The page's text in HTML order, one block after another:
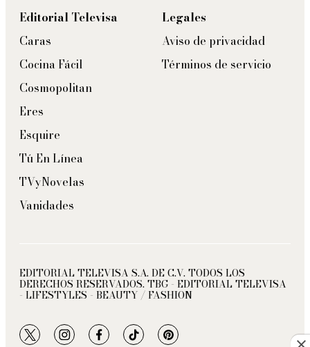
Editorial Televisa
Caras
Cocina Fácil
Cosmopolitan
Eres
Esquire
Tú En Línea
TVyNovelas
Vanidades
Legales
Aviso de privacidad
Términos de servicio
EDITORIAL TELEVISA S.A. DE C.V. TODOS LOS
DERECHOS RESERVADOS. TBG - EDITORIAL TELEVISA
- LIFESTYLES - BEAUTY / FASHION
twitterinstagramfacebooktiktokpinterest